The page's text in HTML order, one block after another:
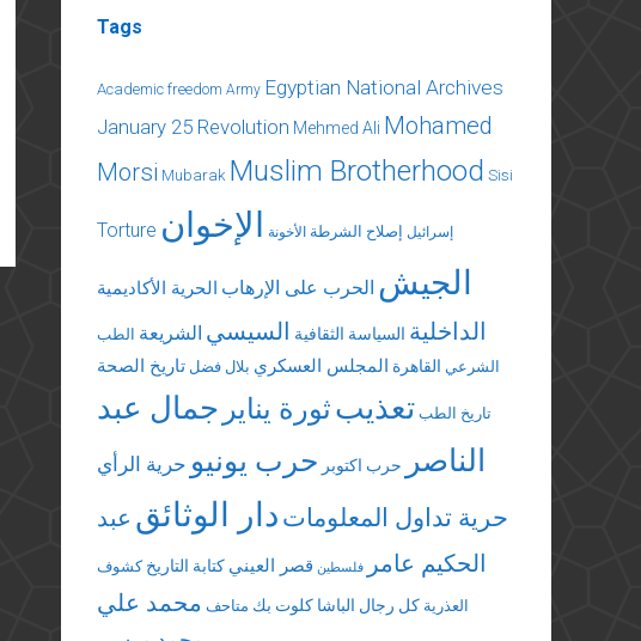
Tags
Academic freedom Army Egyptian National Archives
January 25 Revolution Mehmed Ali Mohamed
Morsi Mubarak Muslim Brotherhood Sisi
Torture إسرائيل إصلاح الشرطة الأخونة الإخوان
الجيش الحرب على الإرهاب الحرية الأكاديمية
الداخلية السياسة الثقافية السيسي الشريعة الطب
الشرعي القاهرة المجلس العسكري بلال فضل تاريخ الصحة
تاريخ الطب تعذيبثورة يناير جمال عبد
الناصر
حرب اكتوبر حرب يونيو حرية الرأي
حرية تداول المعلومات دار الوثائق عبد
الحكيم عامر
فلسطين قصر العيني كتابة التاريخ كشوف
العذرية كل رجال الباشا كلوت بك متاحف محمد علي